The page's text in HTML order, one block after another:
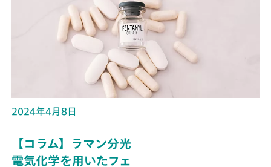
2024年4月8日
【コラム】ラマン分光
電気化学を用いたフェ